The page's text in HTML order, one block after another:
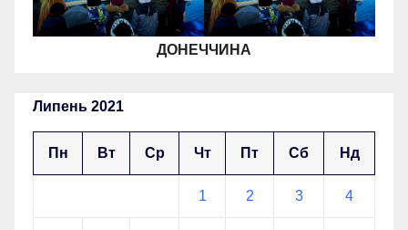
ДОНЕЧЧИНА
Липень 2021
Пн Вт Ср Чт Пт Сб Нд
1 2 3 4